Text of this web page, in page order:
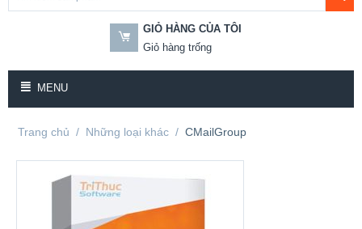
GIỎ HÀNG CỦA TÔI
Giỏ hàng trống
MENU
Trang chủ / Những loại khác / CMailGroup